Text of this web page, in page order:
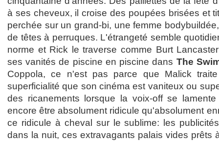
à ses cheveux, il croise des poupées brisées et
perchée sur un grand-bi, une femme
de têtes à perruques. L'étrangeté semble
norme et Rick le traverse comme Burt
ses vanités de piscine en piscine dans The
Coppola, ce n'est pas parce que Malick
superficialité que son cinéma est vaniteux ou
des ricanements lorsque la voix-off se
encore être absolument ridicule qu'absolument
ce ridicule à cheval sur le sublime: les
dans la nuit, ces extravagants palais vides prêts